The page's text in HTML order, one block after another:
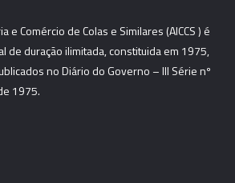
e Comércio de Colas e Similares (AICCS ) é
de duração ilimitada, constituida em 1975,
no Diário do Governo – III Série nº
1975.